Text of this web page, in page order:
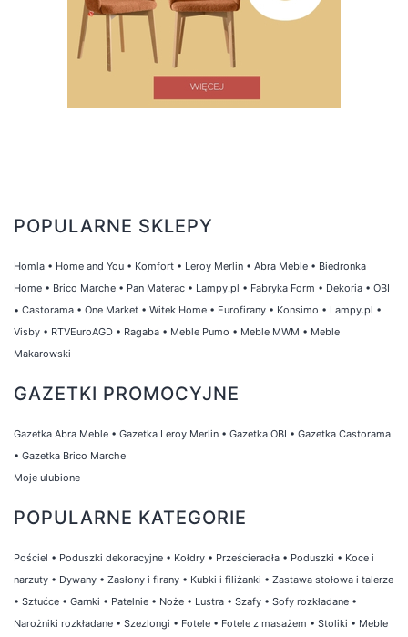
POPULARNE SKLEPY
Homla • Home and You • Komfort • Leroy Merlin • Abra Meble • Biedronka
Home • Brico Marche • Pan Materac • Lampy.pl • Fabryka Form • Dekoria • OBI
• Castorama • One Market • Witek Home • Eurofirany • Konsimo • Lampy.pl •
Visby • RTVEuroAGD • Ragaba • Meble Pumo • Meble MWM • Meble
Makarowski
GAZETKI PROMOCYJNE
Gazetka Abra Meble • Gazetka Leroy Merlin • Gazetka OBI • Gazetka Castorama
• Gazetka Brico Marche
Moje ulubione
POPULARNE KATEGORIE
Pościel • Poduszki dekoracyjne • Kołdry • Prześcieradła • Poduszki • Koce i
narzuty • Dywany • Zasłony i firany • Kubki i filiżanki • Zastawa stołowa i talerze
• Sztućce • Garnki • Patelnie • Noże • Lustra • Szafy • Sofy rozkładane •
Narożniki rozkładane • Szezlongi • Fotele • Fotele z masażem • Stoliki • Meble